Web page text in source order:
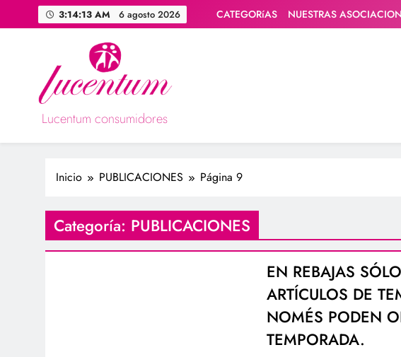
al
3:14:14 AM 6 agosto 2026 CATEGORíAS NUESTRAS
Lucentum consumidores
Asociación de consumidores / consumidoras Lucentum
Inicio PUBLICACIONES Página 9
Categoría: PUBLICACIONES
EN REBAJAS
ARTÍCULOS DE
NOMÉS PODEN
TEMPORADA.